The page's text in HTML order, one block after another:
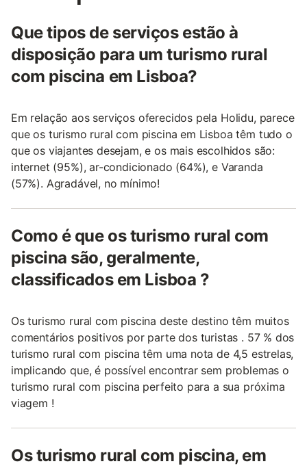
Que tipos de serviços estão à
disposição para um turismo rural
com piscina em Lisboa?
Em relação aos serviços oferecidos pela Holidu, parece
que os turismo rural com piscina em Lisboa têm tudo o
que os viajantes desejam, e os mais escolhidos são:
internet (95%), ar-condicionado (64%), e Varanda
(57%). Agradável, no mínimo!
Como é que os turismo rural com
piscina são, geralmente,
classificados em Lisboa ?
Os turismo rural com piscina deste destino têm muitos
comentários positivos por parte dos turistas . 57 % dos
turismo rural com piscina têm uma nota de 4,5 estrelas,
implicando que, é possível encontrar sem problemas o
turismo rural com piscina perfeito para a sua próxima
viagem !
Os turismo rural com piscina, em